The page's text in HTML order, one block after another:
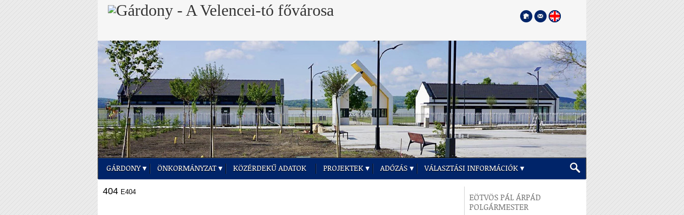
GÁRDONY ÖNKORMÁNYZAT KÖZÉRDEKŰ ADATOK PROJEKTEK ADÓZÁS VÁLASZTÁSI INFORMÁCIÓK
404 E404
EÖTVÖS PÁL ÁRPÁD
POLGÁRMESTER